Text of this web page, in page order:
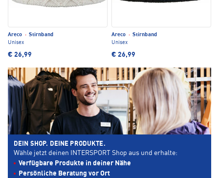
Areco · Stirnband
Unisex
€ 26,99
Areco · Stirnband
Unisex
€ 26,99
DEIN SHOP. DEINE PRODUKTE.
Wähle jetzt deinen INTERSPORT Shop aus und erhalte:
Verfügbare Produkte in deiner Nähe
Persönliche Beratung vor Ort